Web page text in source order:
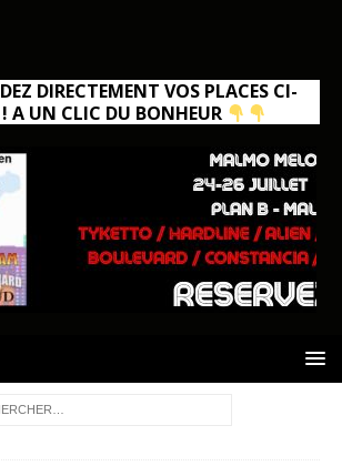
DIRECTEMENT VOS PLACES CI-
! A UN CLIC DU BONHEUR